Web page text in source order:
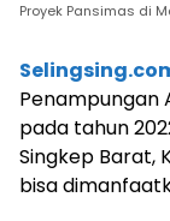
Proyek Pansimas di
Penampungan
pada tahun
Singkep Barat,
bisa